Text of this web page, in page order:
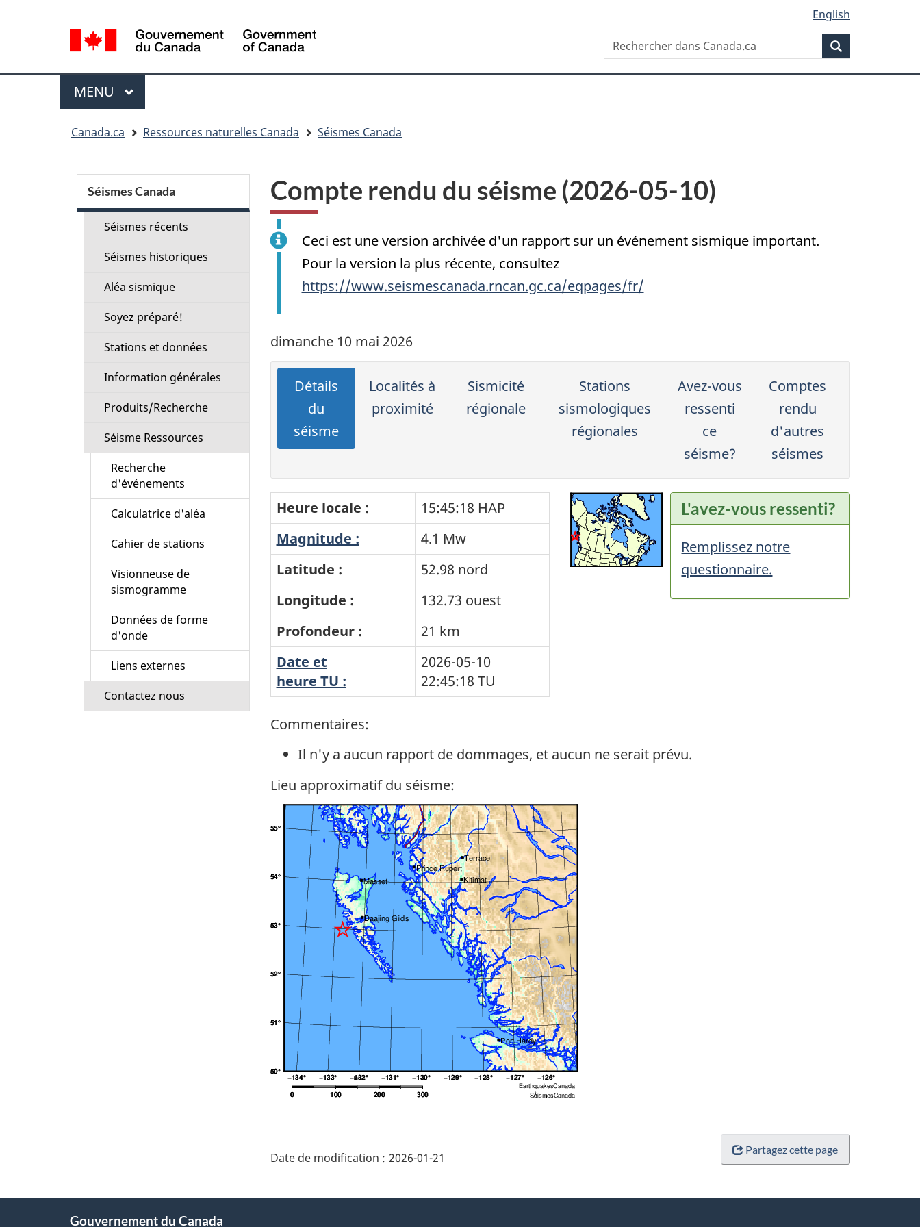
de
la
langue
English
Rechercher
Rechercher
dans
Canada.ca
Menu
MENU PRINCIPAL
Canada.ca Ressources naturelles Canada Séismes Canada
Compte rendu du séisme (2026-05-10)
Ceci est une version archivée d'un rapport sur un événement sismique important.
Pour la version la plus récente, consultez
https://www.seismescanada.rncan.gc.ca/eqpages/fr/
dimanche 10 mai 2026
Détails
du
séisme
Localités à
proximité
Sismicité
régionale
Stations
sismologiques
régionales
Avez-vous
ressenti
ce
séisme?
Comptes
rendu
d'autres
séismes
Heure locale :
15:45:18 HAP
Magnitude :
4.1 Mw
Latitude :
52.98 nord
Longitude :
132.73 ouest
Profondeur :
21 km
Date et
heure TU :
2026-05-10
22:45:18 TU
L'avez-vous ressenti?
Remplissez notre
questionnaire.
Commentaires:
Il n'y a aucun rapport de dommages, et aucun ne serait prévu.
Lieu approximatif du séisme:
de
page"
Partagez cette page
Date de modification : 2026-01-21
Menu
de
la
section
Séismes Canada
Séismes récents
Séismes historiques
Aléa sismique
Soyez préparé!
Stations et données
Information générales
Produits/Recherche
Séisme Ressources
Recherche
d'événements
Calculatrice d'aléa
Cahier de stations
Visionneuse de
sismogramme
Données de forme
d'onde
Liens externes
Contactez nous
Gouvernement du Canada